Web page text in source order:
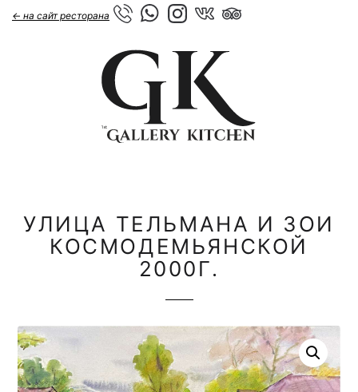
УЛИЦА ТЕЛЬМАНА И ЗОИ
КОСМОДЕМЬЯНСКОЙ
2000Г.
← на сайт ресторана